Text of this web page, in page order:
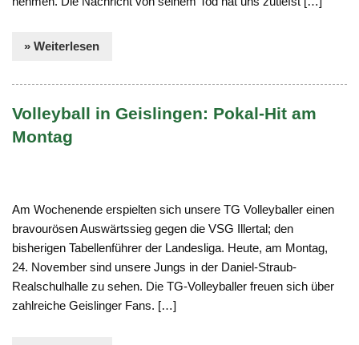
» Weiterlesen
Volleyball in Geislingen: Pokal-Hit am
Montag
Am Wochenende erspielten sich unsere TG Volleyballer einen
bravourösen Auswärtssieg gegen die VSG Illertal; den
bisherigen Tabellenführer der Landesliga. Heute, am Montag,
24. November sind unsere Jungs in der Daniel-Straub-
Realschulhalle zu sehen. Die TG-Volleyballer freuen sich über
zahlreiche Geislinger Fans. […]